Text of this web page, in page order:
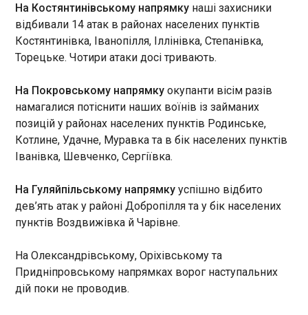
процедуру відкриття шостого
переговорного кластера, що
стосується зовнішніх
Польщі чекає "на крок" від України для
примирення
16:24:24
про зміну підходу Варшави у відносинах з
Україною на тлі нинішньої дипломатичної
напруги, наголосивши, що країна не
дотримуватиметься односторонньої
"доброзичливої" позиції. Відповідну заяву
ЧИТАТЬ
Удари по Криму: спалахнули сім
електропідстанцій та сонячна
електростанція
В окупованому Криму внаслідок ударів
українських дронів уночі 3 липня спалахнули сім
електропідстанцій, а також сонячна
На Костянтинівському напрямку наші захисники
відбивали 14 атак в районах населених пунктів
Костянтинівка, Іванопілля, Іллінівка, Степанівка,
Торецьке. Чотири атаки досі тривають.
На Покровському напрямкуокупанти вісім разів
намагалися потіснити наших воїнів із займаних
позицій у районах населених пунктів Родинське,
Котлине, Удачне, Муравка та в бік населених пунктів
Іванівка, Шевченко, Сергіївка.
На Гуляйпільському напрямку успішно відбито
дев’ять атак у районі Добропілля та у бік населених
пунктів Воздвижівка й Чарівне.
На Олександрівському, Оріхівському та
Придніпровському напрямках ворог наступальних
дій поки не проводив.